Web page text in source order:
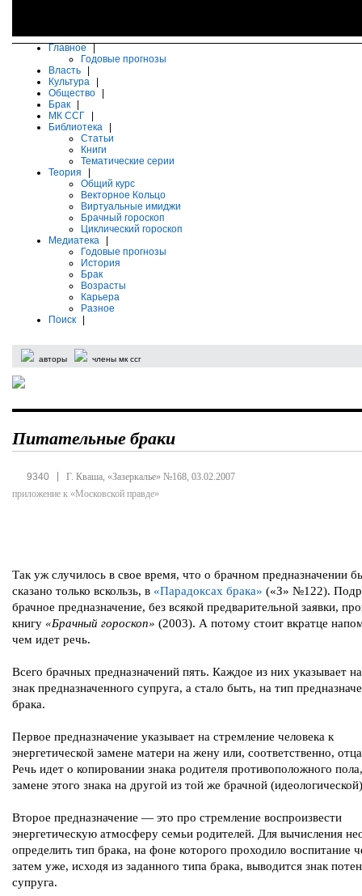
Главное
Годовые прогнозы
Власть
Культура
Общество
Брак
МК ССГ
Библиотека
Статьи
Книги
Тематические серии
Теория
Общий курс
Векторное Кольцо
Виртуальные имиджи
Брачный гороскоп
Циклический гороскоп
Медиатека
Годовые прогнозы
История
Брак
Возрасты
Карьера
Разное
Поиск
авторы члены мк ссг
Питательные браки
9340
Г. Кваша, «Зазеркалье» №168, 03.02.2007
приложение к «Московской правде»
Так уж случилось в свое время, что о брачном предназначении
сказано только вскользь, в «Парадоксах брака» («З» №122).
брачное предназначение, без всякой предварительной заявки,
книгу «Брачный гороскоп» (2003). А потому стоит вкратце
чем идет речь.
Всего брачных предназначений пять. Каждое из них указывает
знак предназначенного супруга, а стало быть, на тип
брака.
Первое предназначение указывает на стремление человека к
энергетической замене матери на жену или, соответственно,
Речь идет о копировании знака родителя противоположного
замене этого знака на другой из той же брачной
Второе предназначение — это про стремление воспроизвести
энергетическую атмосферу семьи родителей. Для вычисления
определить тип брака, на фоне которого проходило воспитание
затем уже, исходя из заданного типа брака, выводится знак
супруга.